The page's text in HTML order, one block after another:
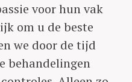
voor hun vak
om u de beste
we door de tijd
behandelingen